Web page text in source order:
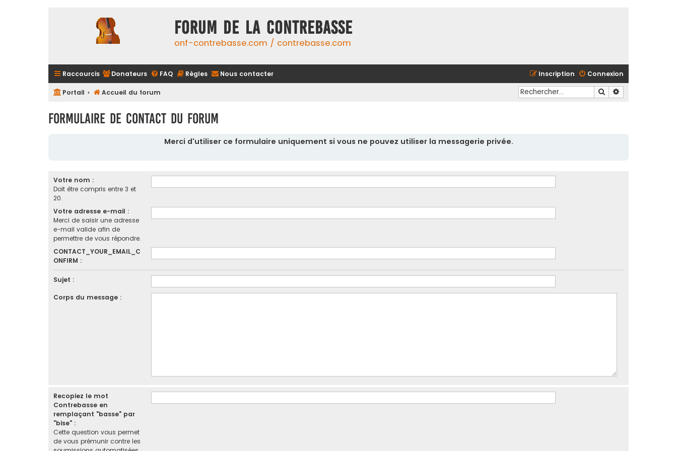
FORUM DE LA CONTREBASSE
onf-contrebasse.com / contrebasse.com
Raccourcis Donateurs FAQ Règles Nous contacter Connexion
Inscription
Portail Accueil du forum Rechercher
Formulaire de contact du forum
Merci d'utiliser ce formulaire uniquement si vous ne pouvez utiliser la messagerie privée.
Votre nom :
Doit être compris entre 3 et
20.
Votre adresse e-mail :
Merci de saisir une adresse
e-mail valide afin de
permettre de vous répondre.
CONTACT_YOUR_EMAIL_C
ONFIRM :
Sujet :
Corps du message :
Recopiez le mot
Contrebasse en
remplaçant "basse" par
"bise" :
Cette question vous permet
de vous prémunir contre les